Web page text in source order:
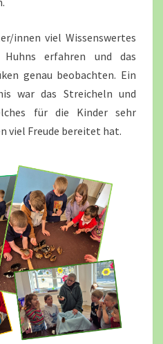
innen viel Wissenswertes
erfahren und das
genau beobachten. Ein
war das Streicheln und
für die Kinder sehr
viel Freude bereitet hat.